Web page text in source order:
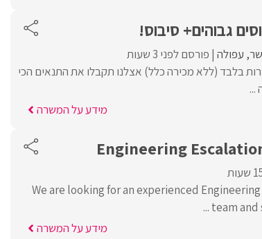
גבוהים+ סיבוס!
עפולה פורסם לפני 3 שעות
בלבד (ללא מכירה כלל) אצלנו תקבלו את התנאים הכי
...
מידע על המשרה
Engineering
We are looking for an experienced
team and
מידע על המשרה